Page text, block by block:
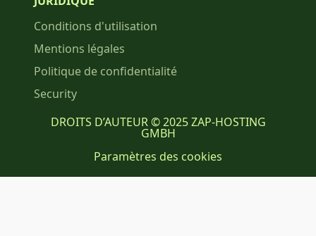
Conditions d'utilisation
Mentions légales
Politique de confidentialité
Security
DROITS D’AUTEUR © 2025 ZAP-HOSTING
GMBH
Paramètres des cookies